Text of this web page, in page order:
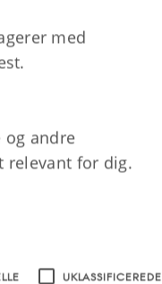
med
andre
relevant for dig.
UKLASSIFICEREDE